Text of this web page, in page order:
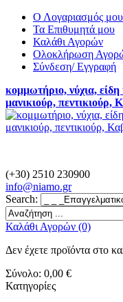
Ο Λογαριασμός μου
Τα Επιθυμητά μου
Καλάθι Αγορών
Ολοκλήρωση
Σύνδεση/ Εγγραφή
κομμωτήριο, νύχια,
μανικιούρ,
(+30) 2510 230900
info@niamo.gr
Search:
Καλάθι Αγορών (0)
Δεν έχετε προϊόντα στο
Σύνολο: 0,00 €
Κατηγορίες